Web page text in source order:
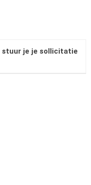
stuur je je sollicitatie